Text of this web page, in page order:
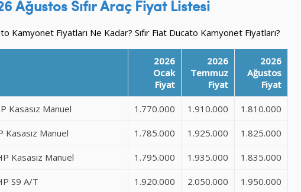
Ağustos SıfırAraç Fiyat Listesi
Kamyonet Fiyatları Ne Kadar? Sıfır Fiat Ducato Kamyonet Fiyatları?
2026
Ocak
Fiyat
2026
Temmuz
Fiyat
2026
Ağustos
Fiyat
Kasasız Manuel 1.770.000 1.910.000 1.810.000
Manuel 1.785.000 1.925.000 1.825.000
Kasasız Manuel 1.795.000 1.935.000 1.835.000
S9 A/T 1.920.000 2.050.000 1.950.000